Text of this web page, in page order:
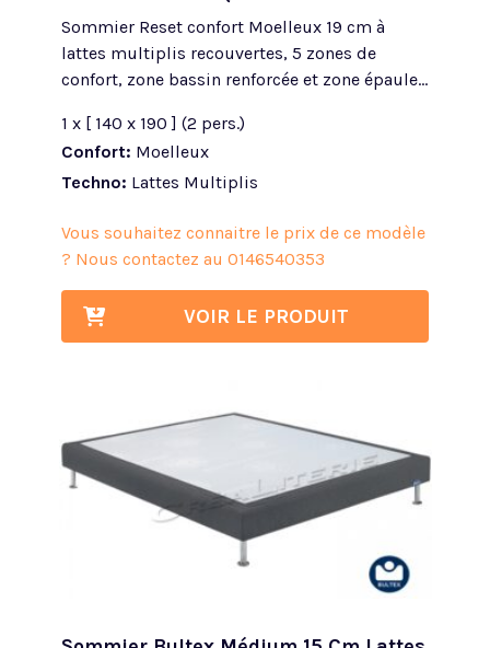
Sommier Reset confort Moelleux 19 cm à
lattes multiplis recouvertes, 5 zones de
confort, zone bassin renforcée et zone épaule...
1 x [ 140 x 190 ] (2 pers.)
Confort: Moelleux
Techno: Lattes Multiplis
Vous souhaitez connaitre le prix de ce modèle
? Nous contactez au 0146540353
VOIR LE PRODUIT